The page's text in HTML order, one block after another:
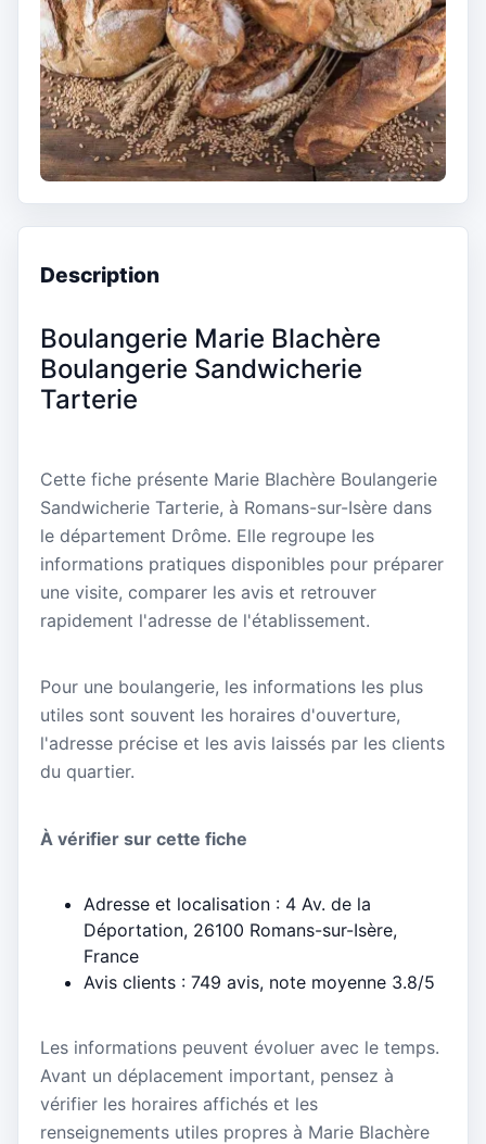
Description
Boulangerie Marie Blachère
Boulangerie Sandwicherie
Tarterie
Cette fiche présente Marie Blachère Boulangerie
Sandwicherie Tarterie, à Romans-sur-Isère dans
le département Drôme. Elle regroupe les
informations pratiques disponibles pour préparer
une visite, comparer les avis et retrouver
rapidement l'adresse de l'établissement.
Pour une boulangerie, les informations les plus
utiles sont souvent les horaires d'ouverture,
l'adresse précise et les avis laissés par les clients
du quartier.
À vérifier sur cette fiche
Adresse et localisation : 4 Av. de la
Déportation, 26100 Romans-sur-Isère,
France
Avis clients : 749 avis, note moyenne 3.8/5
Les informations peuvent évoluer avec le temps.
Avant un déplacement important, pensez à
vérifier les horaires affichés et les
renseignements utiles propres à Marie Blachère